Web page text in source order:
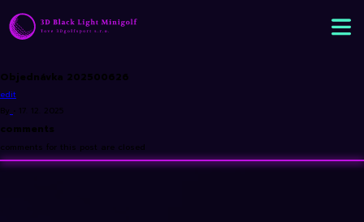
Objednávka 202500626
edit
By • 17. 12. 2025
comments
comments for this post are closed